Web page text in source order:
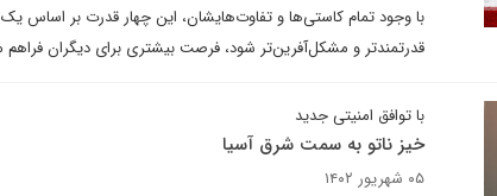
با وجود تمام کاستی‌ها و تفاوت‌هایشان، این چهار قدرت بر
قدرتمندتر و مشکل‌آفرین‌تر شود، فرصت بیشتری برای دیگران
با توافق امنیتی جدید
خیز ناتو به سمت شرق آسیا
۰۵ شهریور ۱۴۰۲